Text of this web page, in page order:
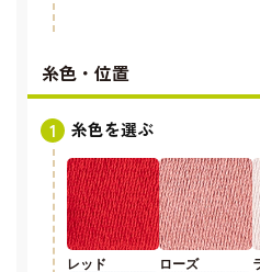
糸色・位置
糸色を選ぶ
レッド ローズ